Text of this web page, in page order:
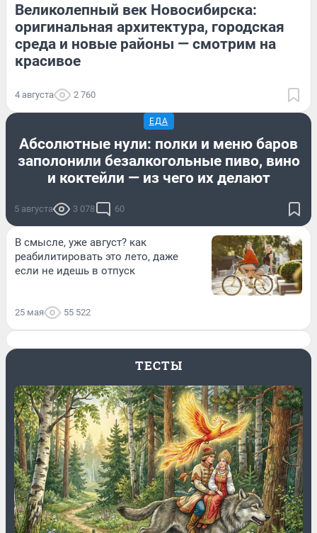
Великолепный век Новосибирска:
оригинальная архитектура, городская
среда и новые районы — смотрим на
красивое
4 августа 2 760
ЕДА
Абсолютные нули: полки и меню баров
заполонили безалкогольные пиво, вино
и коктейли — из чего их делают
5 августа 3 078 60
В смысле, уже август? как
реабилитировать это лето, даже
если не идешь в отпуск
25 мая 55 522
ТЕСТЫ